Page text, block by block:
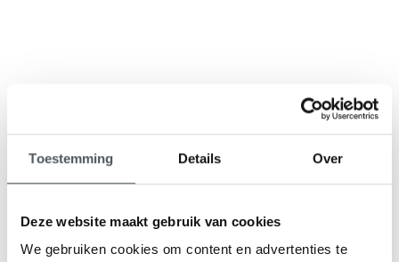
Toestemming Details Over
Deze website maakt gebruik van cookies
We gebruiken cookies om content en advertenties te
9,1